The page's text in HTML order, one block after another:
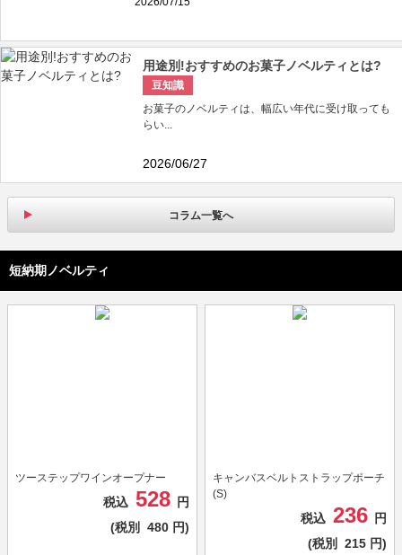
用途別!おすすめのお菓子ノベルティとは?
豆知識
お菓子のノベルティは、幅広い年代に受け取っても
らい...
2026/06/27
コラム一覧へ
短納期ノベルティ
ツーステップワインオープナー
税込 528
円
(税別
480 円)
キャンバスベルトストラップポーチ
(S)
税込 236
円
(税別
215 円)